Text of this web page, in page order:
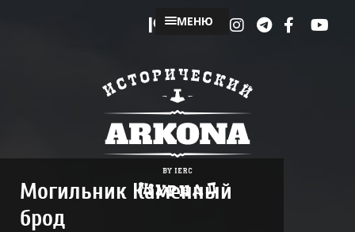
МЕНЮ
Могильник Каменный
брод